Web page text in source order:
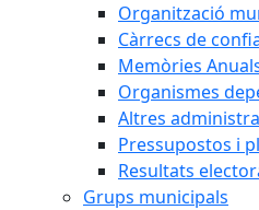
Organització
Càrrecs de
Memòries
Organismes
Altres
Pressupostos i
Resultats
Grups municipals